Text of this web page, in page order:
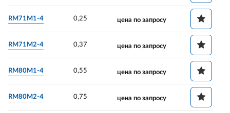
RM71M1-4 0,25 цена по запросу
RM71M2-4 0,37 цена по запросу
RM80M1-4 0,55 цена по запросу
RM80M2-4 0,75 цена по запросу